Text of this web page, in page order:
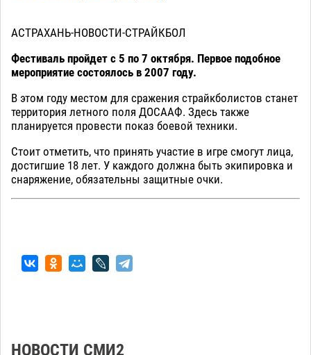
АСТРАХАНЬ-НОВОСТИ-СТРАЙКБОЛ
Фестиваль пройдет с 5 по 7 октября. Первое подобное
мероприятие состоялось в 2007 году.
В этом году местом для сражения страйкболистов станет
территория летного поля ДОСААФ. Здесь также
планируется провести показ боевой техники.
Стоит отметить, что принять участие в игре смогут лица,
достигшие 18 лет. У каждого должна быть экипировка и
снаряжение, обязательны защитные очки.
НОВОСТИ СМИ2